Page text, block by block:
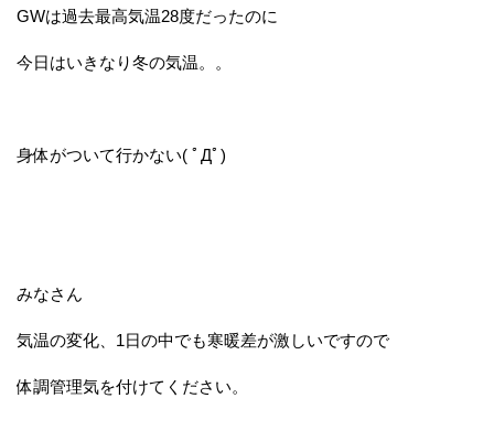
GWは過去最高気温28度だったのに
今日はいきなり冬の気温。。
身体がついて行かない( ﾟДﾟ)
みなさん
気温の変化、1日の中でも寒暖差が激しいですので
体調管理気を付けてください。